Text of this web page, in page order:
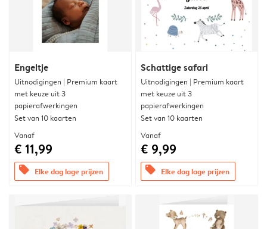
Engeltje
Uitnodigingen | Premium kaart
met keuze uit 3
papierafwerkingen
Set van 10 kaarten
Vanaf
€ 11,99
offers Elke dag lage prijzen
Schattige safari
Uitnodigingen | Premium kaart
met keuze uit 3
papierafwerkingen
Set van 10 kaarten
Vanaf
€ 9,99
offers Elke dag lage prijzen